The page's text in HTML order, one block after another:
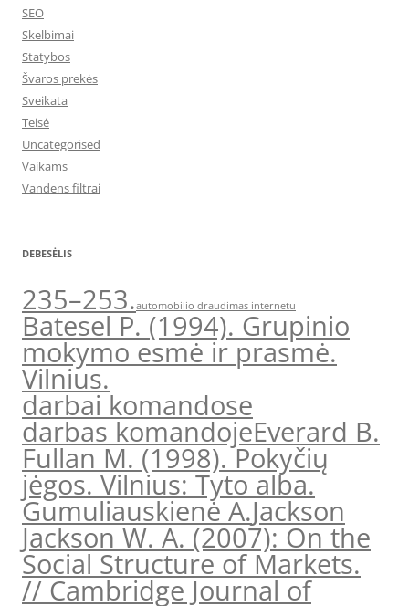
SEO
Skelbimai
Statybos
Švaros prekės
Sveikata
Teisė
Uncategorised
Vaikams
Vandens filtrai
DEBESĖLIS
235–253.automobilio draudimas internetu
Batesel P. (1994). Grupinio
mokymo esmė ir prasmė.
Vilnius.
darbai komandose
darbas komandojeEverard B.
Fullan M. (1998). Pokyčių
jėgos. Vilnius: Tyto alba.
Gumuliauskienė A.Jackson
Jackson W. A. (2007): On the
Social Structure of Markets.
// Cambridge Journal of